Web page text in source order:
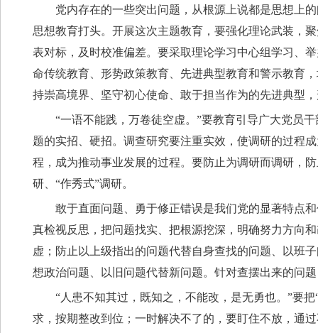
党内存在的一些突出问题，从根源上说都是思想上
思想教育打头。开展这次主题教育，要强化理论武装，
表对标，及时校准偏差。要采取理论学习中心组学习、
命传统教育、形势政策教育、先进典型教育和警示教育
持崇高境界、坚守初心使命、敢于担当作为的先进典型
“一语不能践，万卷徒空虚。”要教育引导广大党员
题的实招、硬招。调查研究要注重实效，使调研的过程
程，成为推动事业发展的过程。要防止为调研而调研，
研、“作秀式”调研。
敢于直面问题、勇于修正错误是我们党的显著特点
真检视反思，把问题找实、把根源挖深，明确努力方向
虚；防止以上级指出的问题代替自身查找的问题、以班
想政治问题、以旧问题代替新问题。针对查摆出来的问
“人患不知其过，既知之，不能改，是无勇也。”要
求，按期整改到位；一时解决不了的，要盯住不放，通